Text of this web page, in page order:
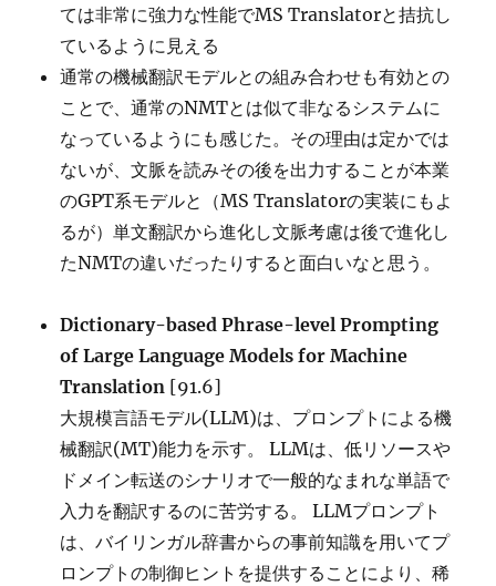
ては非常に強力な性能でMS Translatorと拮抗し
ているように見える
通常の機械翻訳モデルとの組み合わせも有効との
ことで、通常のNMTとは似て非なるシステムに
なっているようにも感じた。その理由は定かでは
ないが、文脈を読みその後を出力することが本業
のGPT系モデルと（MS Translatorの実装にもよ
るが）単文翻訳から進化し文脈考慮は後で進化し
たNMTの違いだったりすると面白いなと思う。
Dictionary-based Phrase-level Prompting
of Large Language Models for Machine
Translation [91.6]
大規模言語モデル(LLM)は、プロンプトによる機
械翻訳(MT)能力を示す。 LLMは、低リソースや
ドメイン転送のシナリオで一般的なまれな単語で
入力を翻訳するのに苦労する。 LLMプロンプト
は、バイリンガル辞書からの事前知識を用いてプ
ロンプトの制御ヒントを提供することにより、稀